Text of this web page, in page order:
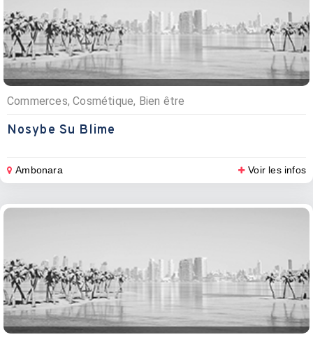
Commerces, Cosmétique, Bien être
Nosybe Su Blime
Ambonara Voir les infos